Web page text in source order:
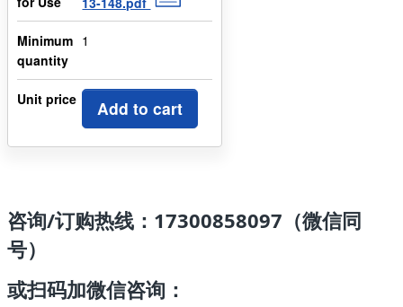
Minimum
quantity
1
Unit price Add to cart
咨询/订购热线：17300858097（微信同
号）
或扫码加微信咨询：